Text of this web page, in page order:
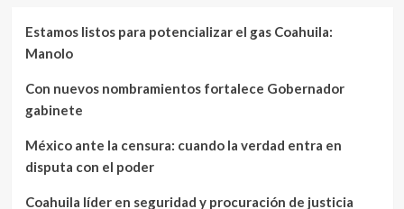
Estamos listos para potencializar el gas Coahuila:
Manolo
Con nuevos nombramientos fortalece Gobernador
gabinete
México ante la censura: cuando la verdad entra en
disputa con el poder
Coahuila líder en seguridad y procuración de justicia